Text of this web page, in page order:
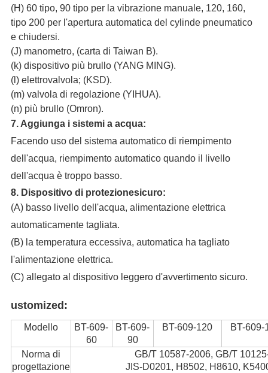
(H) 60 tipo, 90 tipo per la vibrazione manuale, 120, 160,
tipo 200 per l'apertura automatica del cylinde pneumatico
e chiudersi.
(J) manometro, (carta di Taiwan B).
(k) dispositivo più brullo (YANG MING).
(l) elettrovalvola; (KSD).
(m) valvola di regolazione (YIHUA).
(n) più brullo (Omron).
7. Aggiunga i sistemi a acqua:
Facendo uso del sistema automatico di riempimento
dell'acqua, riempimento automatico quando il livello
dell'acqua è troppo basso.
8. Dispositivo di protezionesicuro:
(A) basso livello dell'acqua, alimentazione elettrica
automaticamente tagliata.
(B) la temperatura eccessiva, automatica ha tagliato
l'alimentazione elettrica.
(C) allegato al dispositivo leggero d'avvertimento sicuro.
ustomized:
Modello
BT-609-
60
BT-609-
90
BT-609-120 BT-609-
Norma di
progettazione
GB/T 10587-2006, GB/T
JIS-D0201, H8502, H8610,